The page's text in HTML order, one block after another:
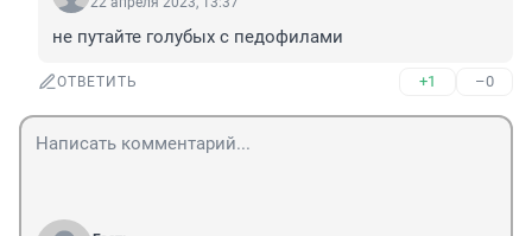
не путайте голубых с педофилами
ОТВЕТИТЬ +1 –0